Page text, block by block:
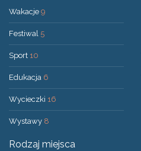
Wakacje 9
Festiwal 5
Sport 10
Edukacja 6
Wycieczki 16
Wystawy 8
Rodzaj miejsca